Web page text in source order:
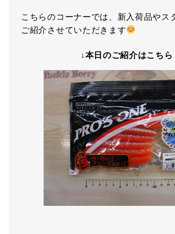
こちらのコーナーでは、新入荷品やス
ご紹介させていただきます
↓本日のご紹介はこちら